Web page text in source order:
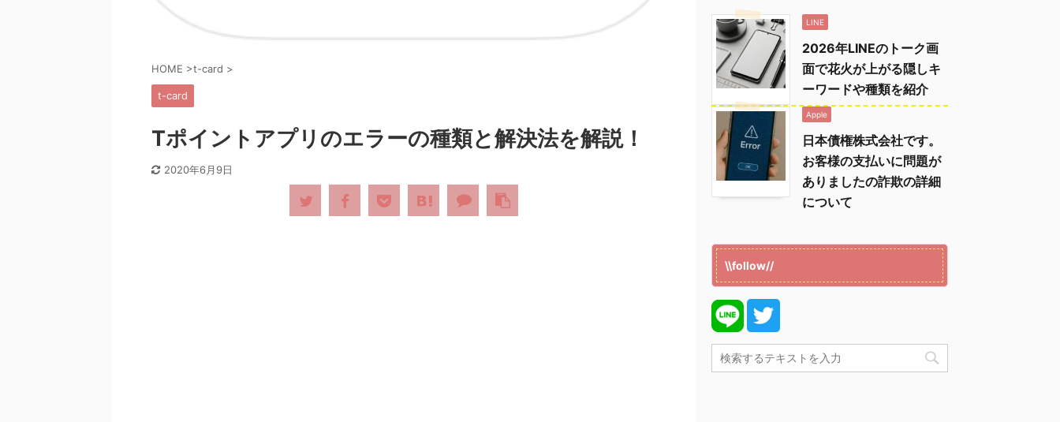
HOME >t-card >
t-card
Tポイントアプリのエラーの種類と解決法を解説！
2020年6月9日
LINE
2026年LINEのトーク画
面で花火が上がる隠しキ
ーワードや種類を紹介
Apple
日本債権株式会社です。
お客様の支払いに問題が
ありましたの詐欺の詳細
について
\\follow//